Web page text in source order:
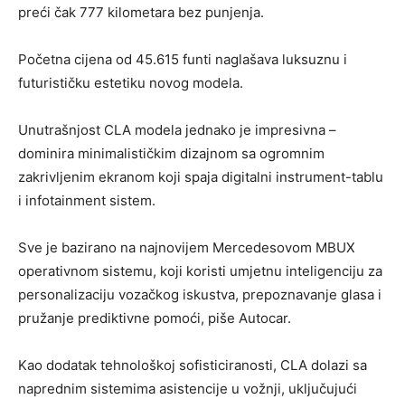
preći čak 777 kilometara bez punjenja.
Početna cijena od 45.615 funti naglašava luksuznu i
futurističku estetiku novog modela.
Unutrašnjost CLA modela jednako je impresivna –
dominira minimalističkim dizajnom sa ogromnim
zakrivljenim ekranom koji spaja digitalni instrument-tablu
i infotainment sistem.
Sve je bazirano na najnovijem Mercedesovom MBUX
operativnom sistemu, koji koristi umjetnu inteligenciju za
personalizaciju vozačkog iskustva, prepoznavanje glasa i
pružanje prediktivne pomoći, piše Autocar.
Kao dodatak tehnološkoj sofisticiranosti, CLA dolazi sa
naprednim sistemima asistencije u vožnji, uključujući